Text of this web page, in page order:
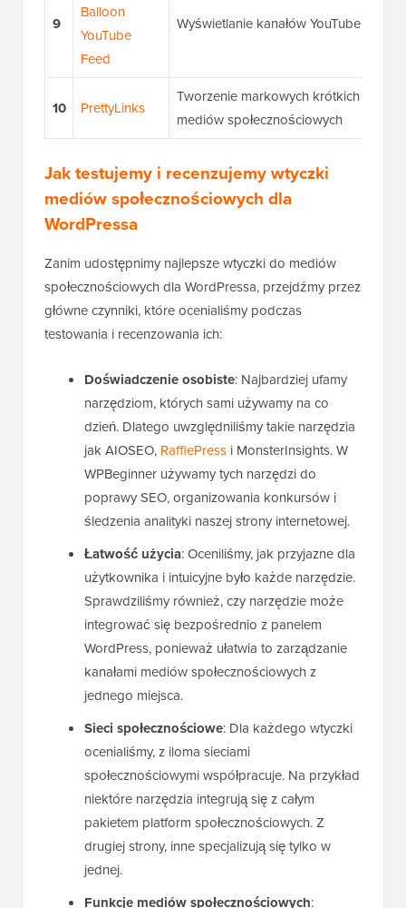
9
Balloon
YouTube
Feed
Wyświetlanie kanałów YouTube na
10 PrettyLinks
Tworzenie markowych krótkich linków
mediów społecznościowych
Jak testujemy i recenzujemy wtyczki
mediów społecznościowych dla
WordPressa
Zanim udostępnimy najlepsze wtyczki do mediów
społecznościowych dla WordPressa, przejdźmy przez
główne czynniki, które ocenialiśmy podczas
testowania i recenzowania ich:
Doświadczenie osobiste: Najbardziej ufamy
narzędziom, których sami używamy na co
dzień. Dlatego uwzględniliśmy takie narzędzia
jak AIOSEO, RafflePress i MonsterInsights. W
WPBeginner używamy tych narzędzi do
poprawy SEO, organizowania konkursów i
śledzenia analityki naszej strony internetowej.
Łatwość użycia: Oceniliśmy, jak przyjazne dla
użytkownika i intuicyjne było każde narzędzie.
Sprawdziliśmy również, czy narzędzie może
integrować się bezpośrednio z panelem
WordPress, ponieważ ułatwia to zarządzanie
kanałami mediów społecznościowych z
jednego miejsca.
Sieci społecznościowe: Dla każdego wtyczki
ocenialiśmy, z iloma sieciami
społecznościowymi współpracuje. Na przykład
niektóre narzędzia integrują się z całym
pakietem platform społecznościowych. Z
drugiej strony, inne specjalizują się tylko w
jednej.
Funkcje mediów społecznościowych: